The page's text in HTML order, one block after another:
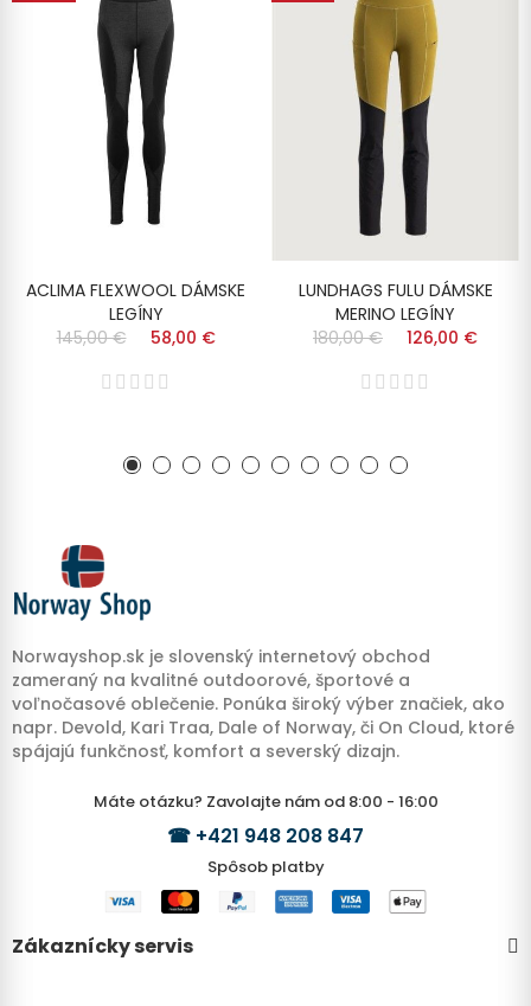
ACLIMA FLEXWOOL DÁMSKE
LEGÍNY
145,00 €
58,00 €
LUNDHAGS FULU DÁMSKE
MERINO LEGÍNY
180,00 €
126,00 €
Norwayshop.sk je slovenský internetový obchod
zameraný na kvalitné outdoorové, športové a
voľnočasové oblečenie. Ponúka široký výber značiek, ako
napr. Devold, Kari Traa, Dale of Norway, či On Cloud, ktoré
spájajú funkčnosť, komfort a severský dizajn.
Máte otázku? Zavolajte nám od 8:00 - 16:00
☎ +421 948 208 847
Spôsob platby
Zákaznícky servis